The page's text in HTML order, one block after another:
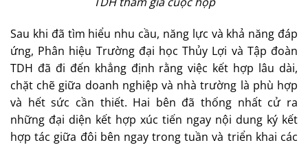
Sau khi đã tìm hiểu nhu cầu, năng lực và khả năng đáp
ứng, Phân hiệu Trường đại học Thủy Lợi và Tập đoàn
TDH đã đi đến khẳng định rằng việc kết hợp lâu dài,
chặt chẽ giữa doanh nghiệp và nhà trường là phù hợp
và hết sức cần thiết. Hai bên đã thống nhất cử ra
những đại diện kết hợp xúc tiến ngay nội dung ký kết
hợp tác giữa đôi bên ngay trong tuần và triển khai các